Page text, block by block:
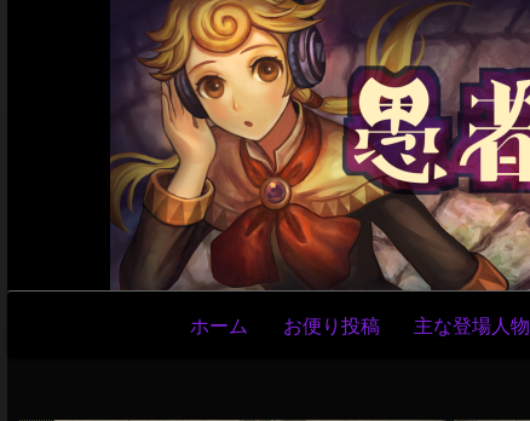
ホーム お便り投稿 主な登場人物